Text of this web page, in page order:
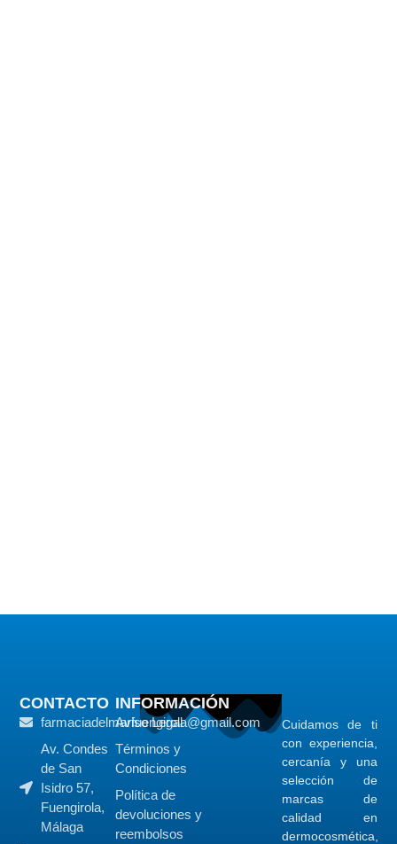
Cuidamos de ti
con experiencia,
cercanía y una
selección de
marcas de
calidad en
dermocosmética,
CONTACTO
farmaciadelmarfuengirola@gmail.com
Av. Condes
de San
Isidro 57,
Fuengirola,
Málaga
INFORMACIÓN
Aviso Legal
Términos y
Condiciones
Política de
devoluciones y
reembolsos